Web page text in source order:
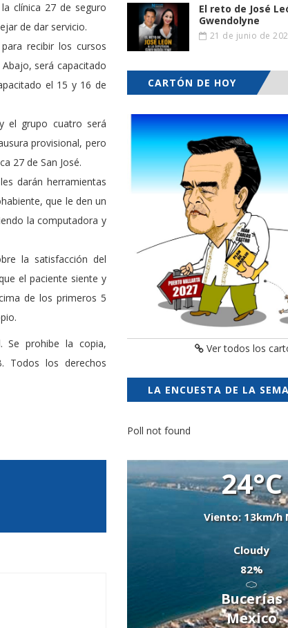
clínica 27 de seguro
de dar servicio.
recibir los cursos
será capacitado
el 15 y 16 de
el grupo cuatro será
provisional, pero
27 de San José.
darán herramientas
que le den un
la computadora y
la satisfacción del
el paciente siente y
de los primeros 5
Se prohibe la copia,
Todos los derechos
El reto de José
Gwendolyne
21 de junio de
CARTÓN DE HOY
Ver todos los
LA ENCUESTA DE LA
Poll not found
24°C
Viento: 13km/h
Cloudy
82%
Bucerías
Mexico